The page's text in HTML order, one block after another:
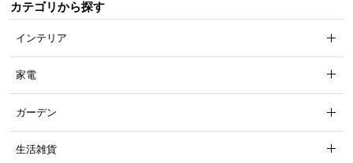
カテゴリから探す
インテリア
家電
ガーデン
生活雑貨